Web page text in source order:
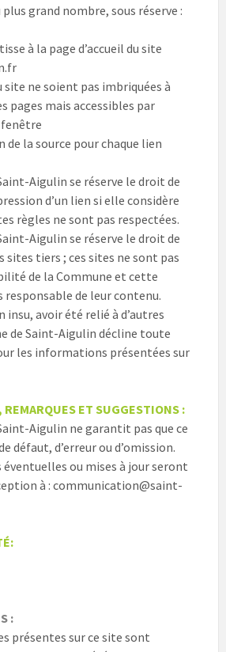
grand nombre, sous réserve :
à la page d’accueil du site
site ne soient pas imbriquées à
pages mais accessibles par
fenêtre
de la source pour chaque lien
Aigulin se réserve le droit de
d’un lien si elle considère
règles ne sont pas respectées.
Aigulin se réserve le droit de
sites tiers ; ces sites ne sont pas
de la Commune et cette
responsable de leur contenu.
insu, avoir été relié à d’autres
de Saint-Aigulin décline toute
les informations présentées sur
REMARQUES ET SUGGESTIONS :
Aigulin ne garantit pas que ce
défaut, d’erreur ou d’omission.
ou mises à jour seront
à : communication@saint-
:
présentes sur ce site sont